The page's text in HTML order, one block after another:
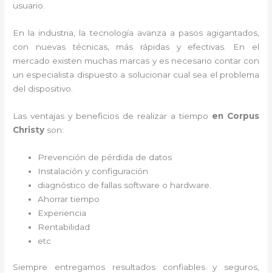
usuario.
En la industria, la tecnología avanza a pasos agigantados,
con nuevas técnicas, más rápidas y efectivas . En el
mercado existen muchas marcas y es necesario contar con
un especialista dispuesto a solucionar cual sea el problema
del dispositivo.
Las ventajas y beneficios de realizar a tiempo en Corpus
Christy son:
Prevención de pérdida de datos
Instalación y configuración
diagnóstico de fallas software o hardware
Ahorrar tiempo
Experiencia
Rentabilidad
etc
Siempre entregamos resultados confiables y seguros,